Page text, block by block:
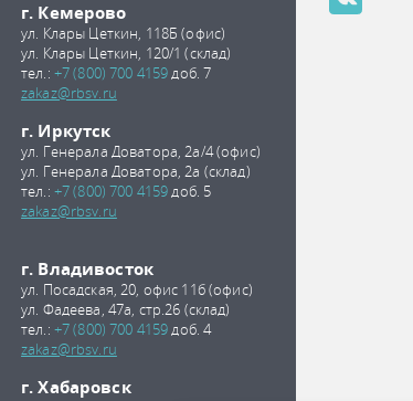
г. Кемерово
ул. Клары Цеткин, 118Б (офис)
ул. Клары Цеткин, 120/1 (склад)
тел.: +7 (800) 700 4159доб. 7
zakaz@rbsv.ru
г. Иркутск
ул. Генерала Доватора, 2а/4 (офис)
ул. Генерала Доватора, 2а (склад)
тел.: +7 (800) 700 4159доб. 5
zakaz@rbsv.ru
г. Владивосток
ул. Посадская, 20, офис 11б (офис)
ул. Фадеева, 47а, стр.26 (склад)
тел.: +7 (800) 700 4159доб. 4
zakaz@rbsv.ru
г. Хабаровск